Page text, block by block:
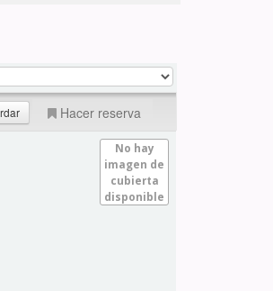
Hacer reserva
No hay
imagen de
cubierta
disponible